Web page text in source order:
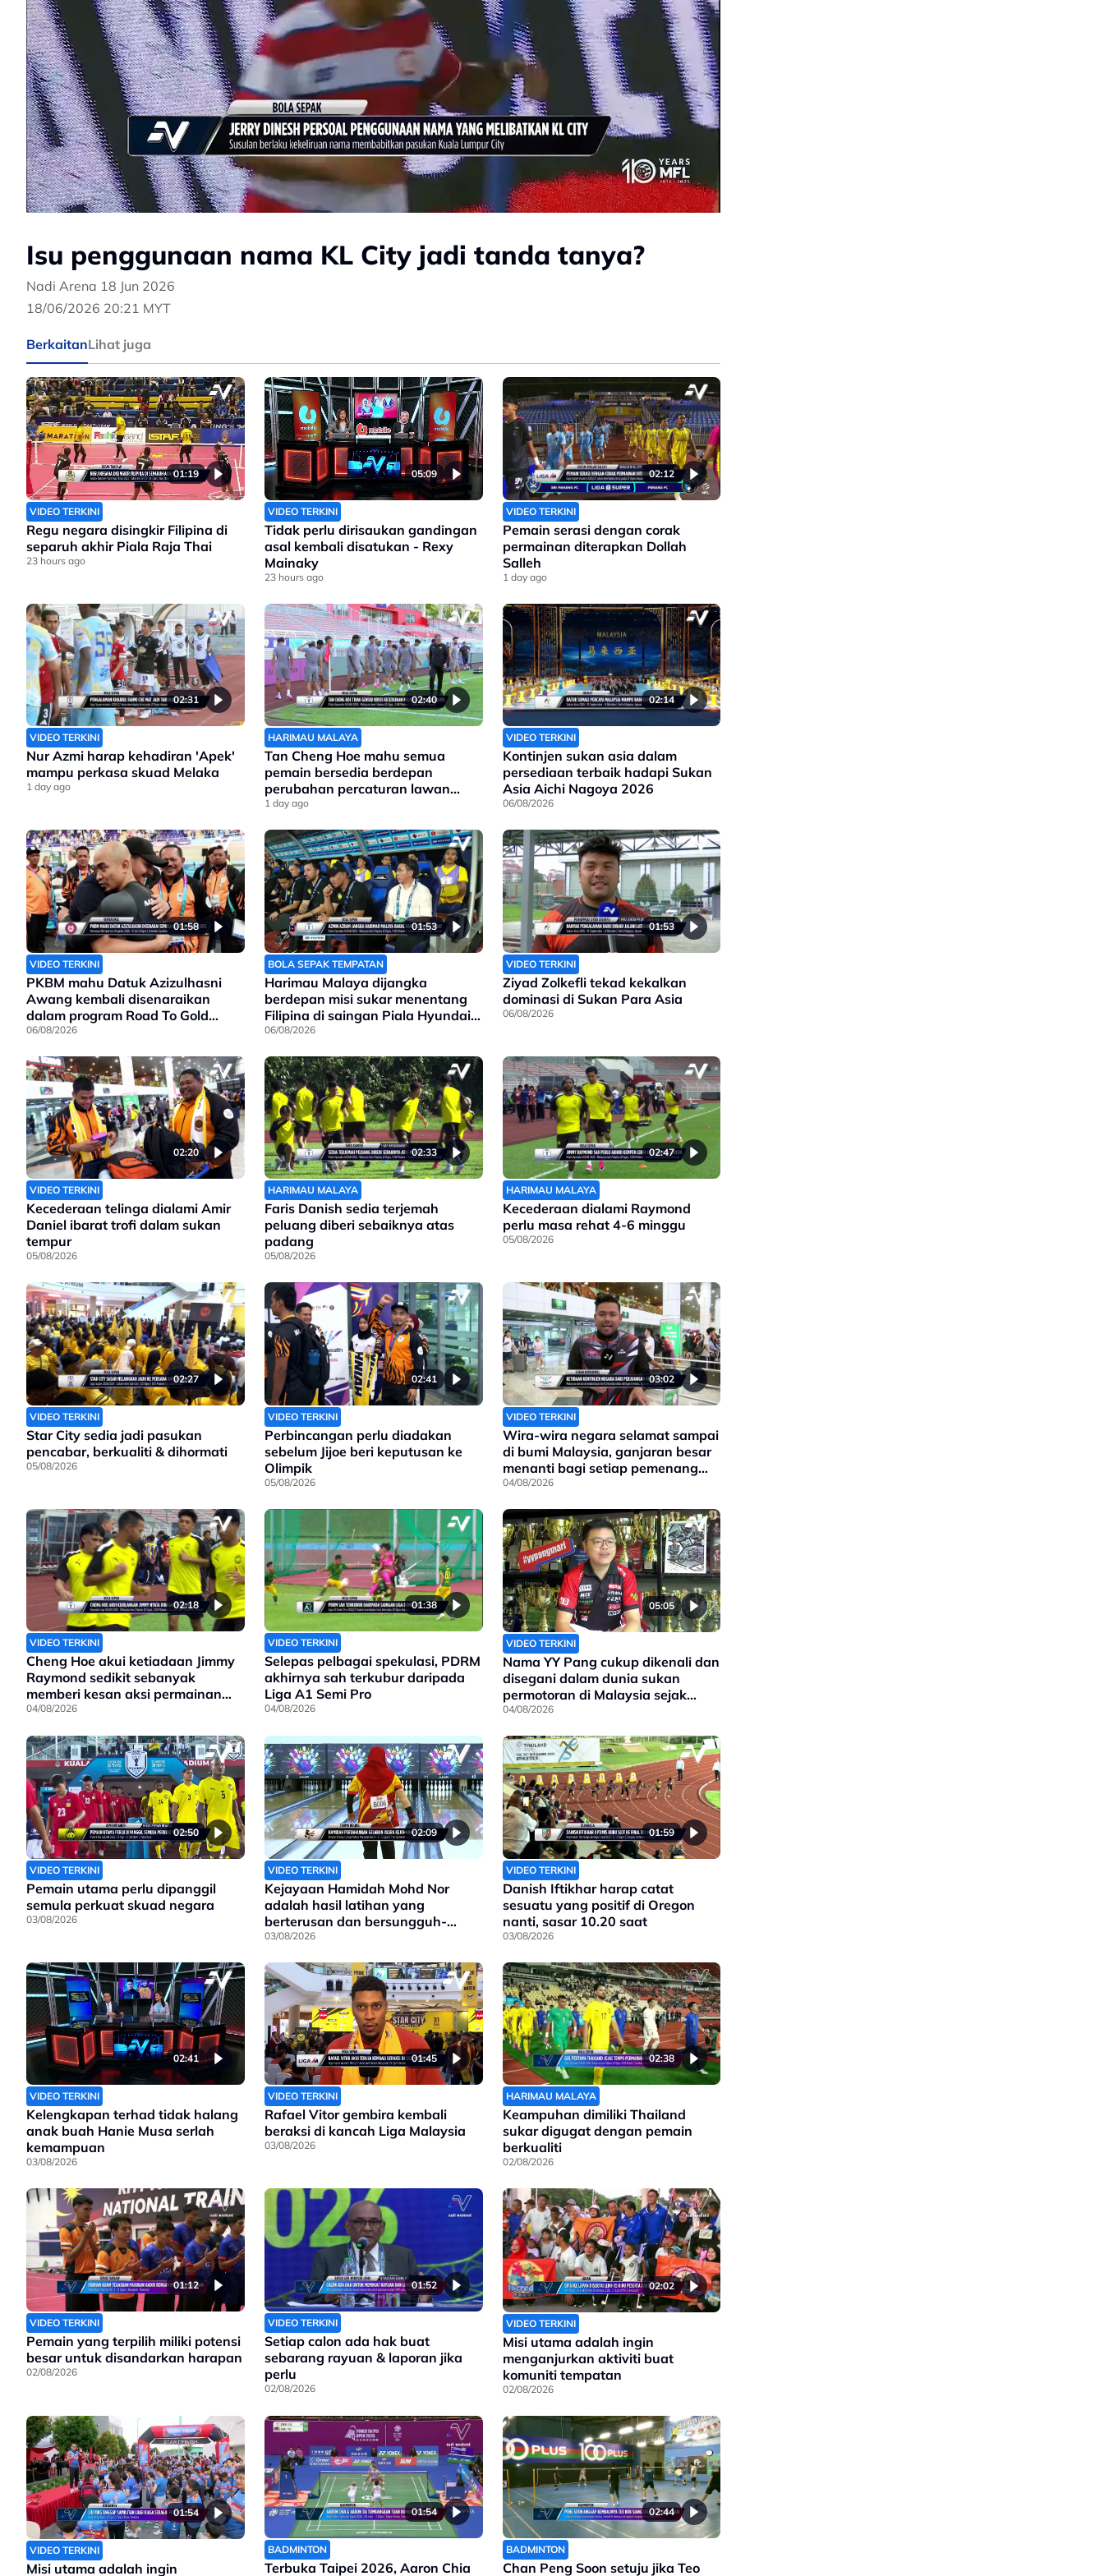
Isu penggunaan nama KL City jadi tanda tanya?
Nadi Arena 18 Jun 2026
18/06/2026 20:21 MYT
BerkaitanLihat juga
01:19
VIDEO TERKINI
Regu negara disingkir Filipina di
separuh akhir Piala Raja Thai
23 hours ago
05:09
VIDEO TERKINI
Tidak perlu dirisaukan gandingan
asal kembali disatukan - Rexy
Mainaky
23 hours ago
02:12
VIDEO TERKINI
Pemain serasi dengan corak
permainan diterapkan Dollah
Salleh
1 day ago
02:31
VIDEO TERKINI
Nur Azmi harap kehadiran 'Apek'
mampu perkasa skuad Melaka
1 day ago
02:40
HARIMAU MALAYA
Tan Cheng Hoe mahu semua
pemain bersedia berdepan
perubahan percaturan lawan
Filipina
1 day ago
02:14
VIDEO TERKINI
Kontinjen sukan asia dalam
persediaan terbaik hadapi Sukan
Asia Aichi Nagoya 2026
06/08/2026
01:58
VIDEO TERKINI
PKBM mahu Datuk Azizulhasni
Awang kembali disenaraikan
dalam program Road To Gold
Olimpik 2028
06/08/2026
01:53
BOLA SEPAK TEMPATAN
Harimau Malaya dijangka
berdepan misi sukar menentang
Filipina di saingan Piala Hyundai
Asean
06/08/2026
01:53
VIDEO TERKINI
Ziyad Zolkefli tekad kekalkan
dominasi di Sukan Para Asia
06/08/2026
02:20
VIDEO TERKINI
Kecederaan telinga dialami Amir
Daniel ibarat trofi dalam sukan
tempur
05/08/2026
02:33
HARIMAU MALAYA
Faris Danish sedia terjemah
peluang diberi sebaiknya atas
padang
05/08/2026
02:47
HARIMAU MALAYA
Kecederaan dialami Raymond
perlu masa rehat 4-6 minggu
05/08/2026
02:27
VIDEO TERKINI
Star City sedia jadi pasukan
pencabar, berkualiti & dihormati
05/08/2026
02:41
VIDEO TERKINI
Perbincangan perlu diadakan
sebelum Jijoe beri keputusan ke
Olimpik
05/08/2026
03:02
VIDEO TERKINI
Wira-wira negara selamat sampai
di bumi Malaysia, ganjaran besar
menanti bagi setiap pemenang
pingat di Sukan Komanwel 2026
04/08/2026
02:18
VIDEO TERKINI
Cheng Hoe akui ketiadaan Jimmy
Raymond sedikit sebanyak
memberi kesan aksi permainan
Harimau Malaya
04/08/2026
01:38
VIDEO TERKINI
Selepas pelbagai spekulasi, PDRM
akhirnya sah terkubur daripada
Liga A1 Semi Pro
04/08/2026
05:05
VIDEO TERKINI
Nama YY Pang cukup dikenali dan
disegani dalam dunia sukan
permotoran di Malaysia sejak
90an, dan kini anak kepada
yang telah ditinggalkan
04/08/2026
02:50
VIDEO TERKINI
Pemain utama perlu dipanggil
semula perkuat skuad negara
03/08/2026
02:09
VIDEO TERKINI
Kejayaan Hamidah Mohd Nor
adalah hasil latihan yang
berterusan dan bersungguh-
sungguh
03/08/2026
01:59
VIDEO TERKINI
Danish Iftikhar harap catat
sesuatu yang positif di Oregon
nanti, sasar 10.20 saat
03/08/2026
02:41
VIDEO TERKINI
Kelengkapan terhad tidak halang
anak buah Hanie Musa serlah
kemampuan
03/08/2026
01:45
VIDEO TERKINI
Rafael Vitor gembira kembali
beraksi di kancah Liga Malaysia
03/08/2026
02:38
HARIMAU MALAYA
Keampuhan dimiliki Thailand
sukar digugat dengan pemain
berkualiti
02/08/2026
01:12
VIDEO TERKINI
Pemain yang terpilih miliki potensi
besar untuk disandarkan harapan
02/08/2026
01:52
VIDEO TERKINI
Setiap calon ada hak buat
sebarang rayuan & laporan jika
perlu
02/08/2026
02:02
VIDEO TERKINI
Misi utama adalah ingin
menganjurkan aktiviti buat
komuniti tempatan
02/08/2026
01:54
VIDEO TERKINI
Misi utama adalah ingin
01:54
BADMINTON
Terbuka Taipei 2026, Aaron Chia
02:44
BADMINTON
Chan Peng Soon setuju jika Teo